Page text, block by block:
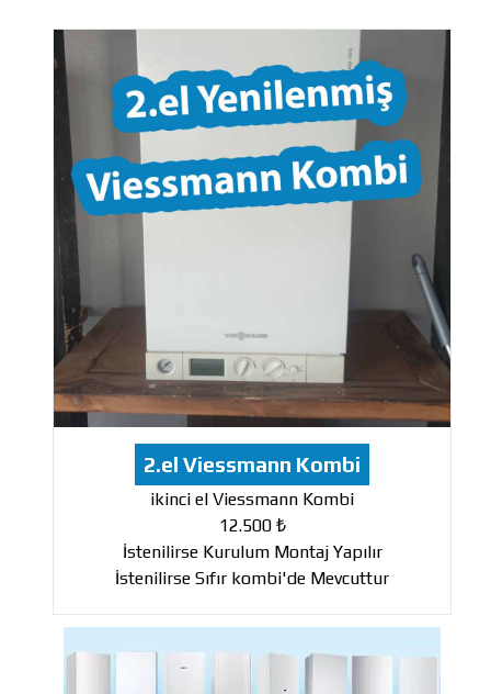
2.el Viessmann Kombi
ikinci el Viessmann Kombi
12.500 ₺
İstenilirse Kurulum Montaj Yapılır
İstenilirse Sıfır kombi'de Mevcuttur